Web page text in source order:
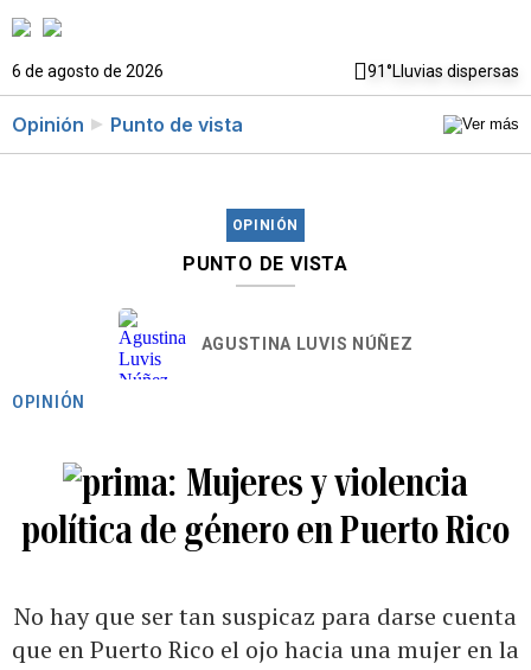
6 de agosto de 2026 91°Lluvias dispersas
Opinión Punto de vista
OPINIÓN
PUNTO DE VISTA
AGUSTINA LUVIS NÚÑEZ
OPINIÓN
Mujeres y violencia
política de género en Puerto Rico
No hay que ser tan suspicaz para darse cuenta
que en Puerto Rico el ojo hacia una mujer en la